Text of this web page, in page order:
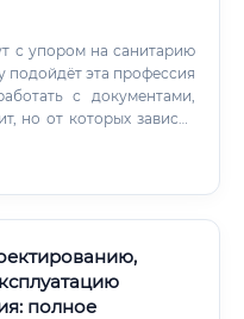
с упором на санитарию
эта профессия
с документами,
но от которых зависит
полное